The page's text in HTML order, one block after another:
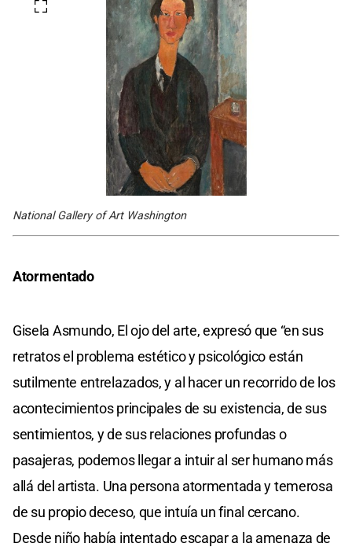
National Gallery of Art Washington
Atormentado
Gisela Asmundo, El ojo del arte, expresó que “en sus
retratos el problema estético y psicológico están
sutilmente entrelazados, y al hacer un recorrido de los
acontecimientos principales de su existencia, de sus
sentimientos, y de sus relaciones profundas o
pasajeras, podemos llegar a intuir al ser humano más
allá del artista. Una persona atormentada y temerosa
de su propio deceso, que intuía un final cercano.
Desde niño había intentado escapar a la amenaza de